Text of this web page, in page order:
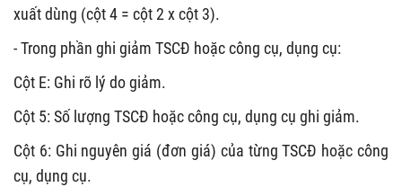
xuất dùng (cột 4 = cột 2 x cột 3).
- Trong phần ghi giảm TSCĐ hoặc công cụ, dụng cụ:
Cột E: Ghi rõ lý do giảm.
Cột 5: Số lượng TSCĐ hoặc công cụ, dụng cụ ghi giảm.
Cột 6: Ghi nguyên giá (đơn giá) của từng TSCĐ hoặc công
cụ, dụng cụ.